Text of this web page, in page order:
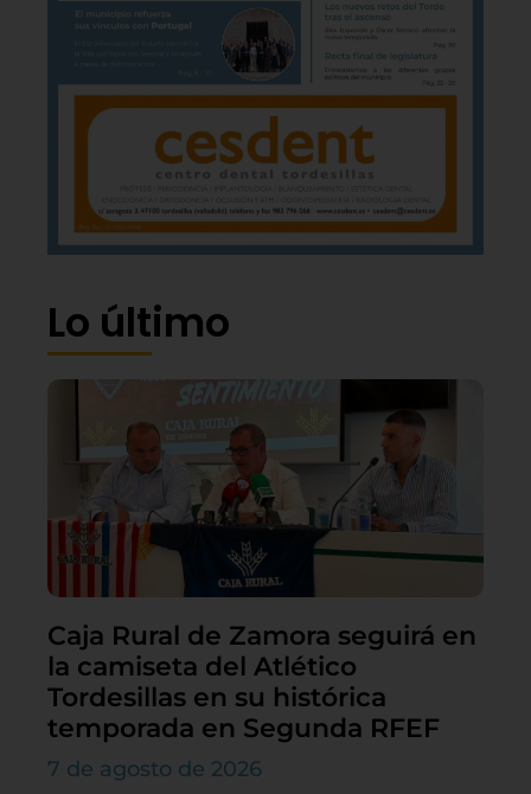
Lo último
Caja Rural de Zamora seguirá en
la camiseta del Atlético
Tordesillas en su histórica
temporada en Segunda RFEF
7 de agosto de 2026